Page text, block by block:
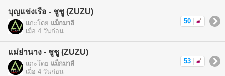
บุญแข่งเรือ - ชูชู (ZUZU)
แกะโดย แม็กมาลี
เมื่อ 4 วันก่อน
50
แม่ย่านาง - ชูชู (ZUZU)
แกะโดย แม็กมาลี
เมื่อ 4 วันก่อน
53